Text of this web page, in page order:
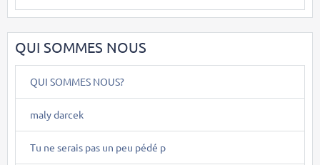
QUI SOMMES NOUS
QUI SOMMES NOUS?
maly darcek
Tu ne serais pas un peu pédé p